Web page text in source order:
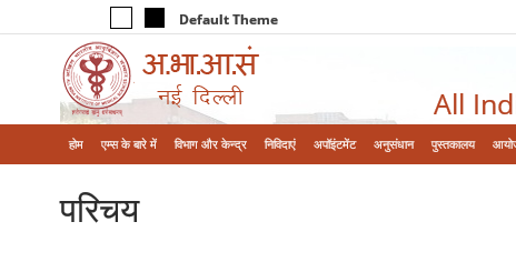
Default Theme
All
होम एम्‍स के बारे में विभाग और केन्‍द्र निविदाएं अपॉइंटमेंट अनुसंधान पुस्तकालय
परिचय